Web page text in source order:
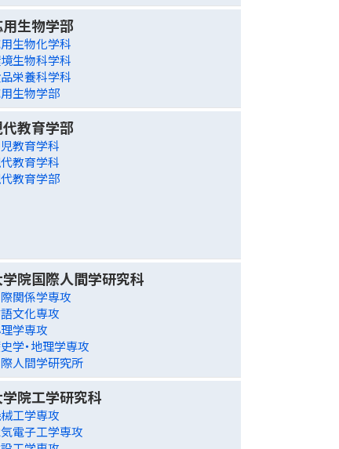
用生物学部
生物化学科
生物科学科
栄養科学科
生物学部
教育学部
教育学科
教育学科
教育学部
学院国際人間学研究科
関係学専攻
文化専攻
学専攻
学・地理学専攻
人間学研究所
学院工学研究科
工学専攻
電子工学専攻